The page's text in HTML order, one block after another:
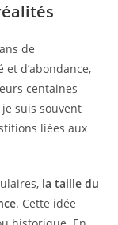
de
d’abondance,
centaines
suis souvent
liées aux
la taille du
. Cette idée